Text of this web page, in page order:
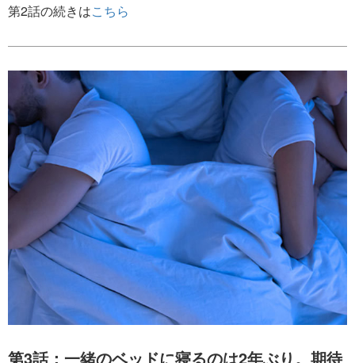
第2話の続きはこちら
第3話：一緒のベッドに寝るのは2年ぶり。期待